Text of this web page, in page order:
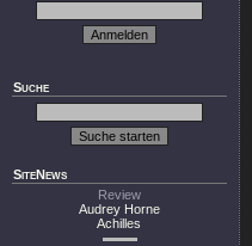
Suche
SiteNews
Review
Audrey Horne
Achilles